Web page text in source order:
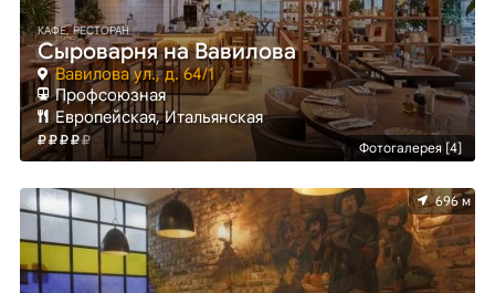
Фотогалерея [4]
КАФЕ, РЕСТОРАН
Сыроварня на Вавилова
Вавилова ул., д. 64/1
Профсоюзная
Европейская, Итальянская
696 м